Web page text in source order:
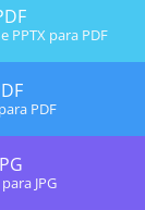
PPTX para PDF
PDF
JPG